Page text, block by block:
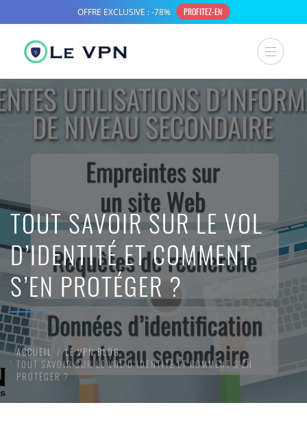
TOUT SAVOIR SUR LE VOL
D’IDENTITÉ ET COMMENT
S’EN PROTÉGER ?
ACCUEIL
LE VPN BLOG
TOUT SAVOIR SUR LE VOL D’IDENTITÉ ET COMMENT S’EN
PROTÉGER ?